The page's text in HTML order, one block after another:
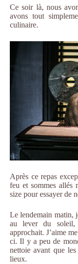
Ce soir là, nous
avons tout
culinaire.
Après ce repas
feu et sommes
size pour essayer de
Le lendemain matin,
au lever du soleil,
approchait. J’aime
ci. Il y a peu de
nettoie avant que
lieux.